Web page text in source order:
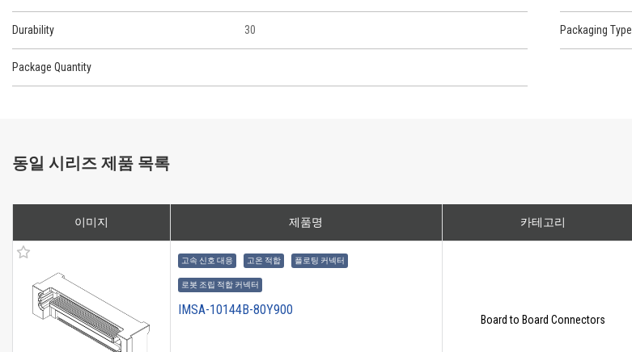
Durability 30 Packaging Type
Package Quantity
동일 시리즈 제품 목록
이미지 제품명 카테고리
고속 신호 대응 고온 적합 플로팅 커넥터
로봇 조립 적합 커넥터
IMSA-10144B-80Y900
Board to Board Connectors